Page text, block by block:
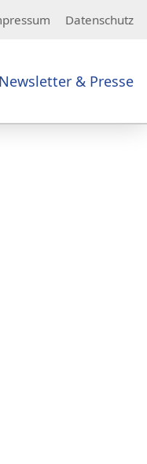
Newsletter & Presse
Datenschutz